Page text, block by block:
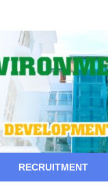
RECRUITMENT